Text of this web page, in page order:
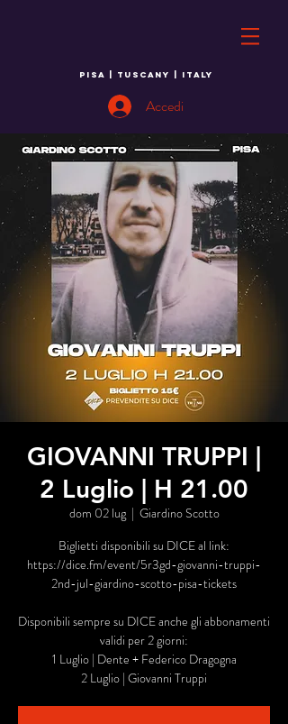
PISA | TUSCANY | ITALY
Accedi
GIOVANNI TRUPPI |
2 Luglio | H 21.00
dom 02 lug
  |
Giardino Scotto
Biglietti disponibili su DICE al link:
https://dice.fm/event/5r3gd-giovanni-truppi-
2nd-jul-giardino-scotto-pisa-tickets
Disponibili sempre su DICE anche gli abbonamenti
validi per 2 giorni:
1 Luglio | Dente + Federico Dragogna
2 Luglio | Giovanni Truppi